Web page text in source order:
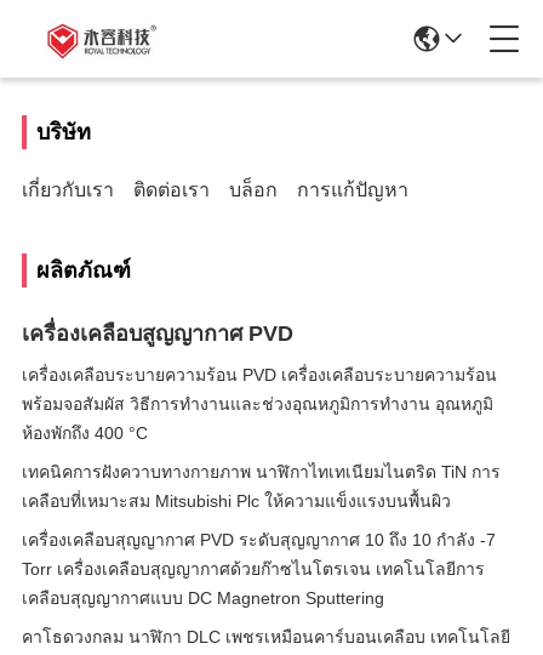
บริษัท
เกี่ยวกับเรา ติดต่อเรา บล็อก การแก้ปัญหา
ผลิตภัณฑ์
เครื่องเคลือบสูญญากาศ PVD
เครื่องเคลือบระบายความร้อน PVD เครื่องเคลือบระบายความร้อน
พร้อมจอสัมผัส วิธีการทํางานและช่วงอุณหภูมิการทํางาน อุณหภูมิ
ห้องพักถึง 400 °C
เทคนิคการฝังควาบทางกายภาพ นาฬิกาไทเทเนียมไนตริด TiN การ
เคลือบที่เหมาะสม Mitsubishi Plc ให้ความแข็งแรงบนพื้นผิว
เครื่องเคลือบสุญญากาศ PVD ระดับสุญญากาศ 10 ถึง 10 กำลัง -7
Torr เครื่องเคลือบสุญญากาศด้วยก๊าซไนโตรเจน เทคโนโลยีการ
เคลือบสุญญากาศแบบ DC Magnetron Sputtering
คาโธดวงกลม นาฬิกา DLC เพชรเหมือนคาร์บอนเคลือบ เทคโนโลยี